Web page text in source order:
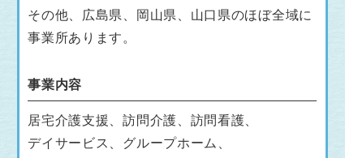
その他、広島県、岡山県、山口県のほぼ全域に
事業所あります。
事業内容
居宅介護支援、訪問介護、訪問看護、
デイサービス、グループホーム、